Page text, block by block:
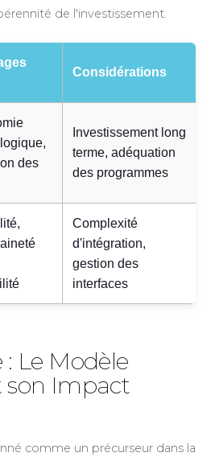
de l'investissement.
Considérations
des
Investissement long
terme, adéquation
des programmes
Complexité
d'intégration,
gestion des
interfaces
: Le Modèle
son Impact
comme un précurseur dans la